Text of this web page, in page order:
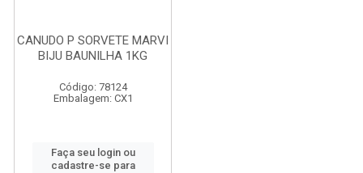
CANUDO P SORVETE MARVI
BIJU BAUNILHA 1KG
Código: 78124
Embalagem: CX1
Faça seu login ou
cadastre-se para